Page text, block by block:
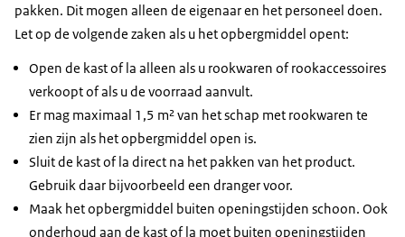
pakken. Dit mogen alleen de eigenaar en het personeel doen.
Let op de volgende zaken als u het opbergmiddel opent:
Open de kast of la alleen als u rookwaren of rookaccessoires
verkoopt of als u de voorraad aanvult.
Er mag maximaal 1,5 m² van het schap met rookwaren te
zien zijn als het opbergmiddel open is.
Sluit de kast of la direct na het pakken van het product.
Gebruik daar bijvoorbeeld een dranger voor.
Maak het opbergmiddel buiten openingstijden schoon. Ook
onderhoud aan de kast of la moet buiten openingstijden